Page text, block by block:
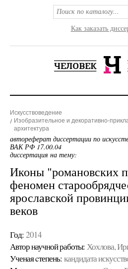
Как заказать
Искусствоведение
Изобразительное и декоративно-
архитектура
автореферат диссертации по
ВАК РФ 17.00.04
диссертация на тему:
Иконы "романовских
феномен
ярославской
веков
Год: 2014
Автор научной работы: Хохлова,
Ученая cтепень: кандидата